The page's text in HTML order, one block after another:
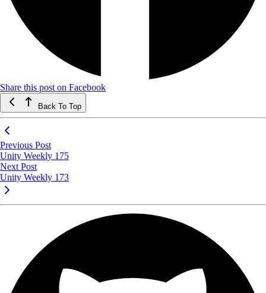
Share this post on Facebook
Back To Top
Previous Post
Unity Weekly 175
Next Post
Unity Weekly 173